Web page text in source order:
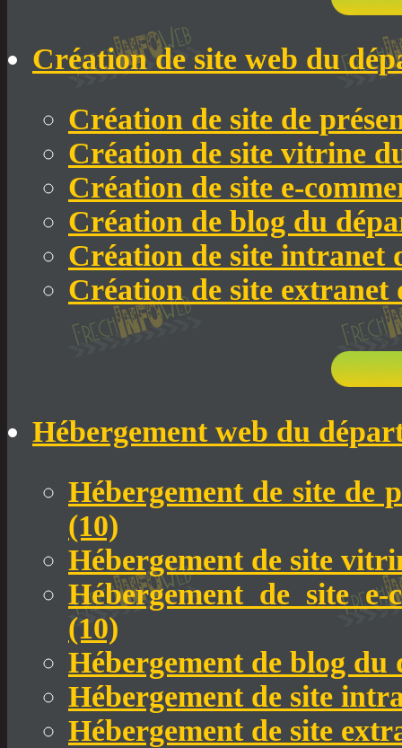
Création de site web du
Création de site de
Création de site vitrine
Création de site e-
Création de blog du
Création de site intranet
Création de site
Hébergement web du
Hébergement de site de
(10)
Hébergement de site
Hébergement de site
(10)
Hébergement de blog
Hébergement de site
Hébergement de site